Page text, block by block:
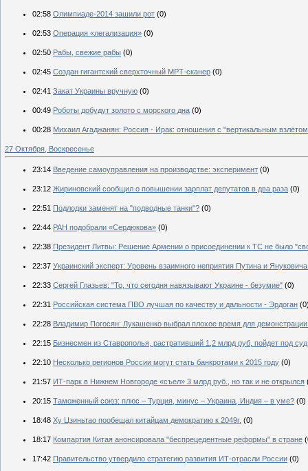
02:58 Олимпиаде-2014 зашили рот (0)
02:53 Операция «легализация» (0)
02:50 Рабы, свежие рабы (0)
02:45 Создан гигантский сверхточный МРТ-сканер (0)
02:41 Закат Украины вручную (0)
00:49 Роботы добудут золото с морского дна (0)
00:28 Михаил Агаджанян: Россия - Ирак: отношения с "вертикальным
27 Октября, Воскресенье
23:14 Введение самоуправления на производстве: эксперимент (0)
23:12 Жириновский сообщил о повышении зарплат депутатов в два раза (0)
22:51 Подлодки заменят на "подводные танки"? (0)
22:44 РАН подобрали «Сердюкова» (0)
22:38 Президент Литвы: Решение Армении о присоединении к ТC не было
22:37 Украинский эксперт: Уровень взаимного неприятия Путина и Януковича
22:33 Сергей Глазьев: "То, что сегодня навязывают Украине - безумие" (0)
22:31 Российская система ПВО лучшая по качеству и дальности - Эрдоган
22:28 Владимир Погосян: Лукашенко выбрал плохое время для
22:15 Бизнесмен из Ставрополья, растративший 1,2 млрд руб, пойдет под суд
22:10 Несколько регионов России могут стать банкротами к 2015 году (0)
21:57 ИТ-парк в Нижнем Новгороде «съел» 3 млрд руб., но так и не открылся
20:15 Таможенный союз: плюс – Турция, минус – Украина, Индия – в уме? (0)
18:48 Ху Цзиньтао пообещал китайцам демократию к 2049г. (0)
18:17 Компартия Китая анонсировала "беспрецедентные реформы" в стране
17:42 Правительство утвердило стратегию развития ИТ-отрасли России (0)